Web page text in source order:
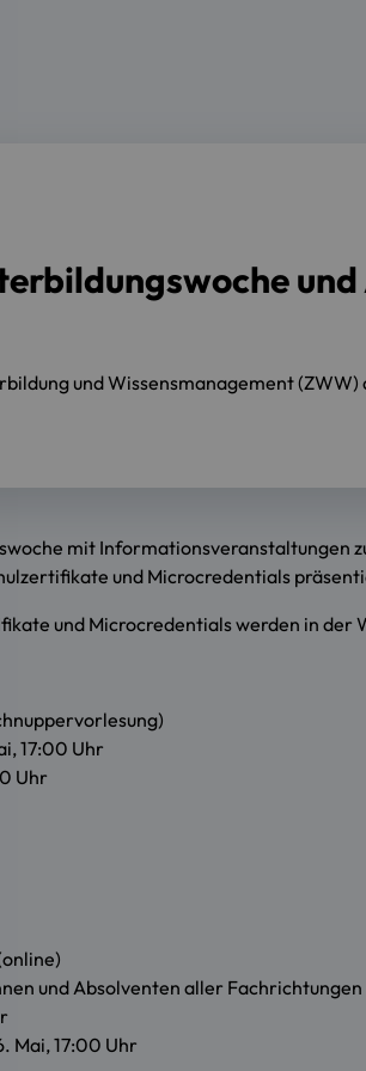
und Wissensmanagement
mit
und Microcredentials
und Microcredentials werden in der
17:00 Uhr
Uhr
und Absolventen aller Fachrichtungen
Mai, 17:00 Uhr